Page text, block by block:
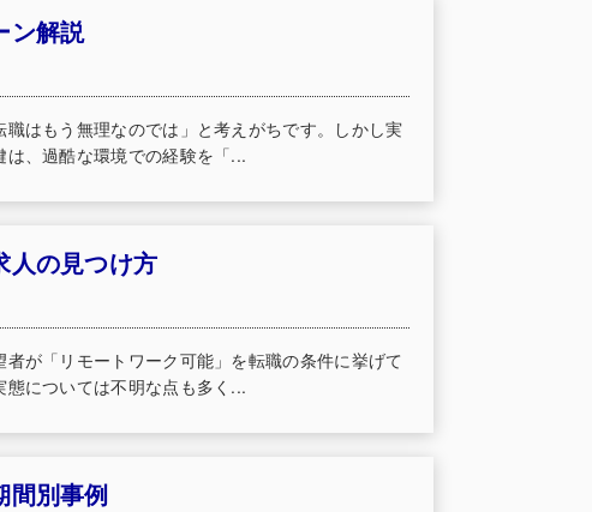
ン解説
はもう無理なのでは」と考えがちです。しかし実
、過酷な環境での経験を「...
の見つけ方
が「リモートワーク可能」を転職の条件に挙げて
については不明な点も多く...
別事例